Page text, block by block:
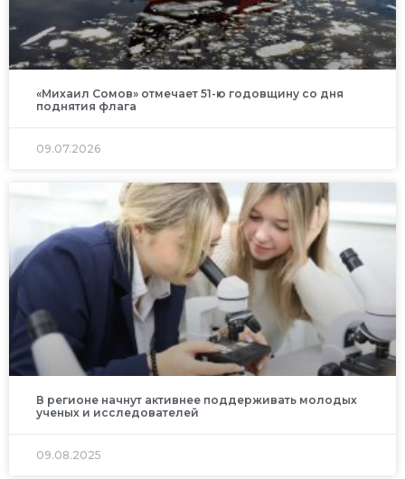
«Михаил Сомов» отмечает 51-ю годовщину со дня
поднятия флага
09.07.2026
В регионе начнут активнее поддерживать молодых
ученых и исследователей
09.08.2025